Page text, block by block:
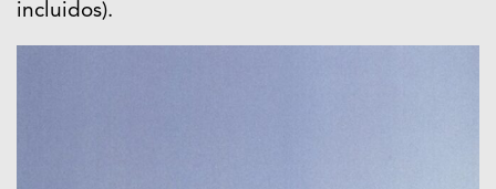
incluidos).